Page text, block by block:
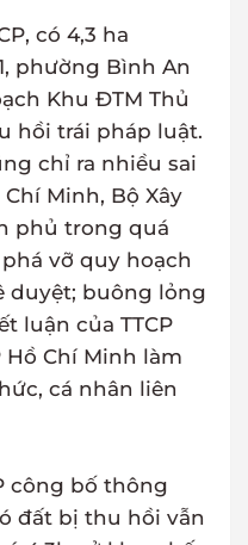
có 4,3 ha
phường Bình An
Khu ĐTM Thủ
hồi trái pháp luật.
chỉ ra nhiều sai
Minh, Bộ Xây
phủ trong quá
vỡ quy hoạch
duyệt; buông lỏng
luận của TTCP
Hồ Chí Minh làm
cá nhân liên
công bố thông
đất bị thu hồi vẫn